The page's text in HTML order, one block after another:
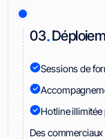
03.
Sessions de
Hotline
Des